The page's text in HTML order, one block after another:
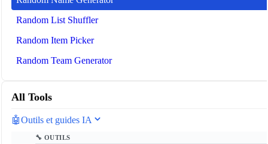
Random List Shuffler
Random Item Picker
Random Team Generator
All Tools
🤖Outils et guides IA
🔧 OUTILS